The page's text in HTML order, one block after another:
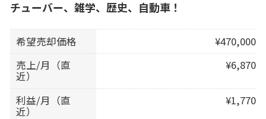
チューバー、雑学、歴史、自動車！
希望売却価格
¥470,000
売上/月（直
近）
¥6,870
利益/月（直
近）
¥1,770